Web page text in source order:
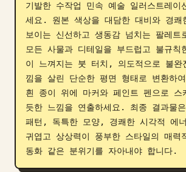
블로그
업데이트
기발한 수작업 민속 예술 일러스트레이
세요. 원본 색상을 대담한 대비와 경쾌
보이는 신선하고 생동감 넘치는 팔레트
모든 사물과 디테일을 부드럽고 불규
이 느껴지는 붓 터치, 의도적으로 불완
낌을 살린 단순한 평면 형태로 변환하
흰 종이 위에 마커와 페인트 펜으로 스
듯한 느낌을 연출하세요. 최종 결과물
패턴, 독특한 모양, 경쾌한 시각적 에
귀엽고 상상력이 풍부한 스타일의 매력
동화 같은 분위기를 자아내야 합니다.